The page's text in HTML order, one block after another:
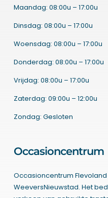
Maandag: 08:00u – 17:00u
Dinsdag: 08:00u – 17:00u
Woensdag: 08:00u – 17:00u
Donderdag: 08:00u – 17:00u
Vrijdag: 08:00u – 17:00u
Zaterdag: 09:00u – 12:00u
Zondag: Gesloten
Occasioncentrum
Occasioncentrum
WeeversNieuwstad. Het